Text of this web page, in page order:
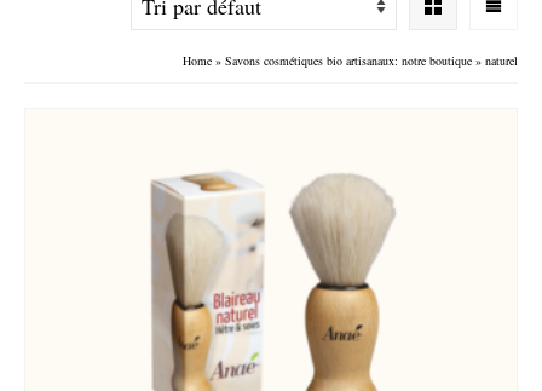
Home » Savons cosmétiques bio artisanaux: notre boutique » naturel